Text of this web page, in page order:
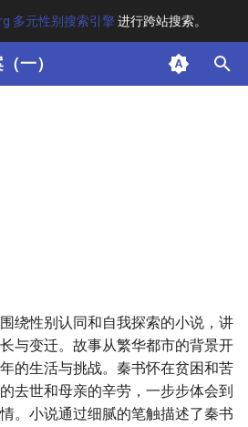
多元性别搜索引擎 进行跨站搜索。
一）
绕性别认同和自我探索的小说，讲
与变迁。故事从繁华都市的背景开
的生活与挑战。秦书怀在贫困和苦
去世和母亲的辛劳，一步步体会到
。小说通过细腻的笔触描述了秦书